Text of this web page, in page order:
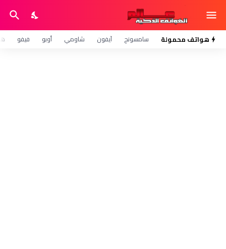
هواتف محمولة سامسونج آيفون شاومي أوبو فيفو